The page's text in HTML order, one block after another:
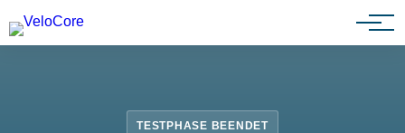
Partnerprogramm
TESTPHASE BEENDET